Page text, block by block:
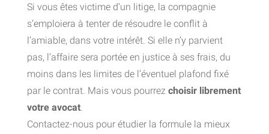
Si vous êtes victime d’un litige, la compagnie
s’emploiera à tenter de résoudre le conflit à
l’amiable, dans votre intérêt. Si elle n’y parvient
pas, l’affaire sera portée en justice à ses frais, du
moins dans les limites de l’éventuel plafond fixé
par le contrat. Mais vous pourrez choisir librement
votre avocat.
Contactez-nous pour étudier la formule la mieux